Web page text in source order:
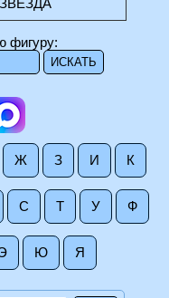
фигуру:
Ж З И К
С Т У Ф
Ю Я